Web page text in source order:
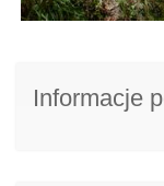
Informacje